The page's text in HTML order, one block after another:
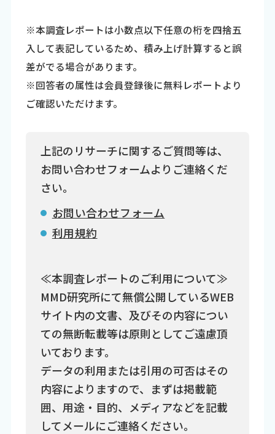
※本調査レポートは小数点以下任意の桁を四捨五
入して表記しているため、積み上げ計算すると誤
差がでる場合があります。
※回答者の属性は会員登録後に無料レポートより
ご確認いただけます。
上記のリサーチに関するご質問等は、
お問い合わせフォームよりご連絡くだ
さい。
お問い合わせフォーム
利用規約
≪本調査レポートのご利用について≫
MMD研究所にて無償公開しているWEB
サイト内の文書、及びその内容につい
ての無断転載等は原則としてご遠慮頂
いております。
データの利用または引用の可否はその
内容によりますので、まずは掲載範
囲、用途・目的、メディアなどを記載
してメールにご連絡ください。